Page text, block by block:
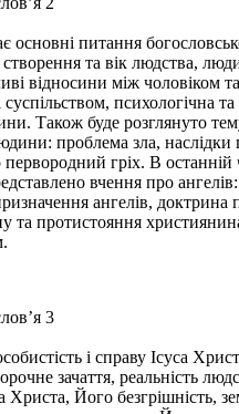
основні питання
створення та вік людства,
відносини між чоловіком
психологічна та
Також буде розглянуто
проблема зла, наслідки
гріх. В останній
вчення про
ангелів, доктрина
та протистояння
3
і справу Ісуса
зачаття, реальність
Христа, Його безгрішність,